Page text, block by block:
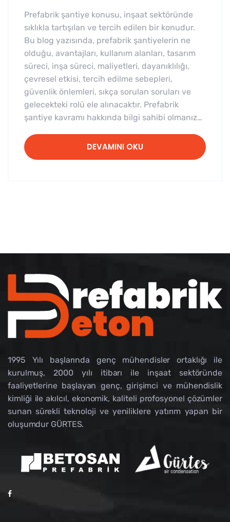
Prefabrik şantiye konusu, inşaat sektöründe
sıklıkla tartışılan ve tercih edilen bir konudur.
Bu blog yazısında, prefabrik şantiyelerin ne
olduğu, avantajları, kullanım alanları, tasarım
süreci, inşa süreci, maliyetleri, dayanıklılığı,
çevresel etkisi, tercih edilme sebepleri,
güvenlik önlemleri, sıkça sorulan soruları ve
gelecekteki rolü ele alınacaktır. Prefabrik
şantiye kavramı hakkında bilgi sahibi olmanız…
DEVAMINI OKU
1995 Yılı başlarında genç mühendisler ortaklığı ile
kurulmuş, 2000 yılı itibarı ile inşaat sektöründe
faaliyetlerine başlayan genç, girişimci ve mühendislik
kimliği ile akılcıl, ekonomik, kaliteli profosyonel çözümler
sunan sürekli teknoloji ve yeniliklere yatırım yapan bir
oluşumdur GÜRTES.